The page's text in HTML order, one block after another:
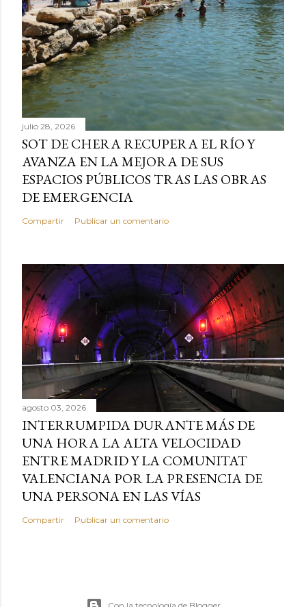
julio 28, 2026
SOT DE CHERA RECUPERA EL RÍO Y
AVANZA EN LA MEJORA DE SUS
ESPACIOS PÚBLICOS TRAS LAS OBRAS
DE EMERGENCIA
Compartir Publicar un comentario
agosto 03, 2026
INTERRUMPIDA DURANTE MÁS DE
UNA HORA LA ALTA VELOCIDAD
ENTRE MADRID Y LA COMUNITAT
VALENCIANA POR LA PRESENCIA DE
UNA PERSONA EN LAS VÍAS
Compartir Publicar un comentario